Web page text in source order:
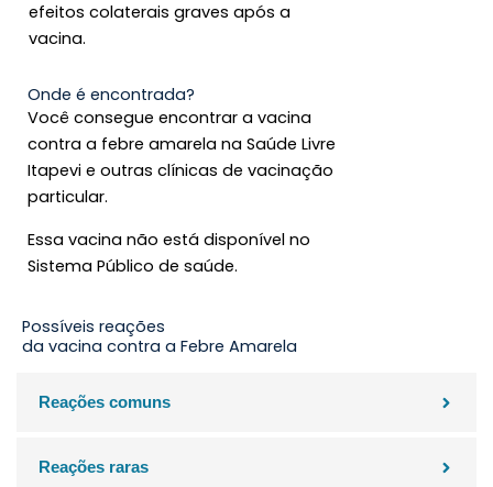
efeitos colaterais graves após a
vacina.
Onde é encontrada?
Você consegue encontrar a vacina
contra a febre amarela na Saúde Livre
Itapevi e outras clínicas de vacinação
particular.
Essa vacina não está disponível no
Sistema Público de saúde.
Possíveis reações
da vacina contra a Febre Amarela
Reações comuns
Reações raras